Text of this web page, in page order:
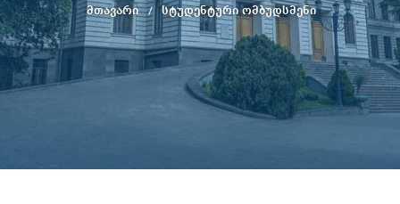
მთავარი სტუდენტური ომბუდსმენი